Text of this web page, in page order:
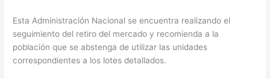
Esta Administración Nacional se encuentra realizando el
seguimiento del retiro del mercado y recomienda a la
población que se abstenga de utilizar las unidades
correspondientes a los lotes detallados.